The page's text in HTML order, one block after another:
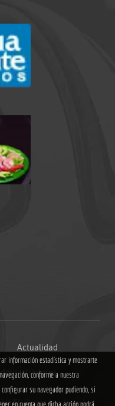
Actualidad
SL. Todos los derechos
información estadística y mostrarte
conforme a nuestra
su navegador pudiendo, si